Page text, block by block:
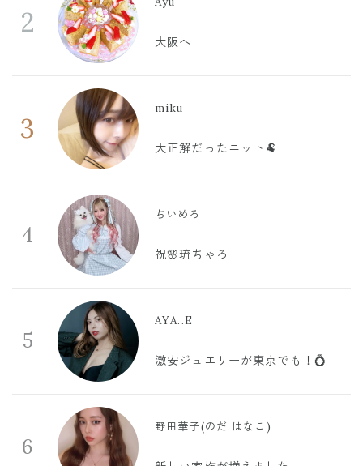
2
大阪へ
3
miku
大正解だったニット🐏
4
ちいめろ
祝🌸琉ちゃろ
5
AYA..E
激安ジュエリーが東京でも！💍
6
野田華子(のだ はなこ)